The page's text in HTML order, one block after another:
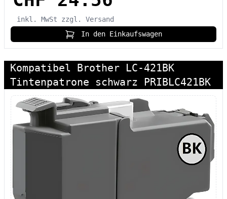
inkl. MwSt
zzgl. Versand
In den Einkaufswagen
Kompatibel Brother LC-421BK
Tintenpatrone schwarz PRIBLC421BK